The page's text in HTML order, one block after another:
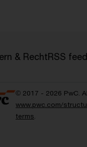
& RechtRSS feed
© 2017 - 2026 PwC.
www.pwc.com/
terms.